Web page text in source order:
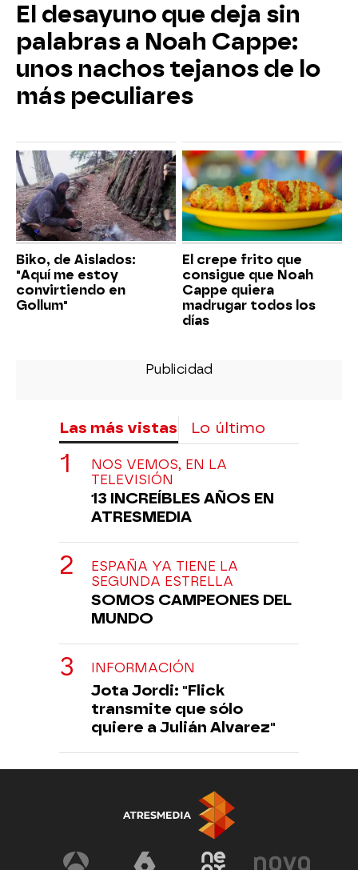
El desayuno que deja sin
palabras a Noah Cappe:
unos nachos tejanos de lo
más peculiares
Biko, de Aislados:
"Aquí me estoy
convirtiendo en
Gollum"
El crepe frito que
consigue que Noah
Cappe quiera
madrugar todos los
días
Las más vistas Lo último
NOS VEMOS, EN LA
TELEVISIÓN
13 INCREÍBLES AÑOS EN
ATRESMEDIA
ESPAÑA YA TIENE LA
SEGUNDA ESTRELLA
SOMOS CAMPEONES DEL
MUNDO
INFORMACIÓN
Jota Jordi: "Flick
transmite que sólo
quiere a Julián Alvarez"